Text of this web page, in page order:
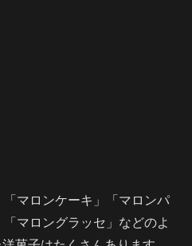
マロンケーキ」「マロンパ
マロングラッセ」などのよ